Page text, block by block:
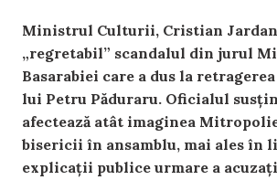
Ministrul Culturii, Cristian
„regretabil” scandalul din jurul
Basarabiei care a dus la
lui Petru Păduraru. Oficialul
afectează atât imaginea
bisericii în ansamblu, mai ales în
explicații publice urmare a